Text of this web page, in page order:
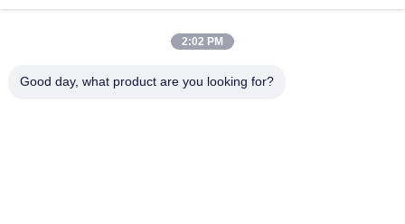
Notre adresse
Adresse de l'entreprise
secteur de Nanhai, ville de Foshan
2:02 PM
Good day, what product are you looking for?